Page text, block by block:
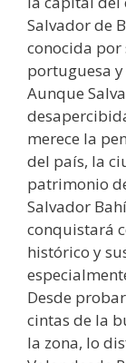
Salvador de
conocida
portuguesa
Aunque
merece la
del país, la
patrimonio
Salvador
conquistará
histórico y
Desde
cintas de la
la zona, lo